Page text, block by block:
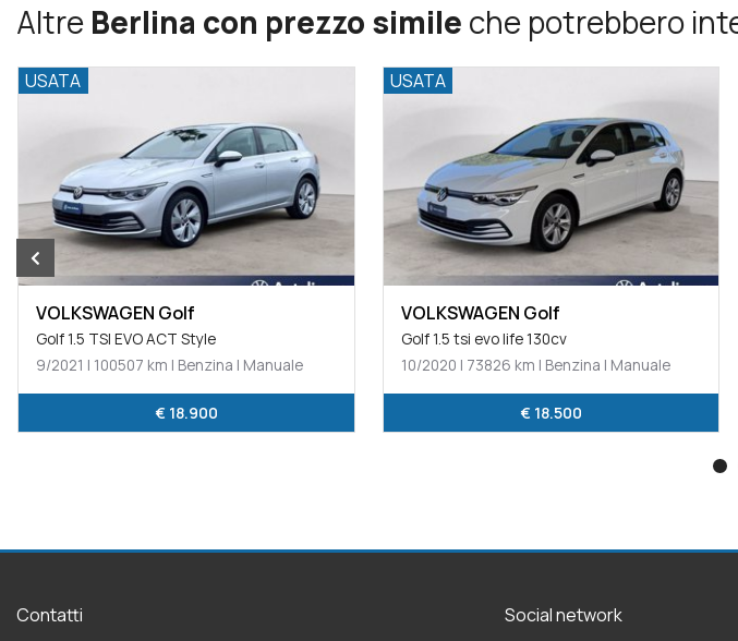
Altre Berlina con prezzo simile che potrebbero
USATA
VOLKSWAGEN Golf
Golf 1.5 tsi evo life 130cv
10/2020 | 73826 km | Benzina | Manuale
€ 18.500
USATA
VOLKSWAGEN Golf
Golf 1.5 tsi evo style 130cv
10/2020 | 65200 km | Benzina | Manuale
€ 19.900
Contatti Social network